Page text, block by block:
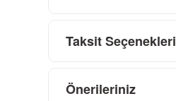
Taksit Seçenekleri
Önerileriniz